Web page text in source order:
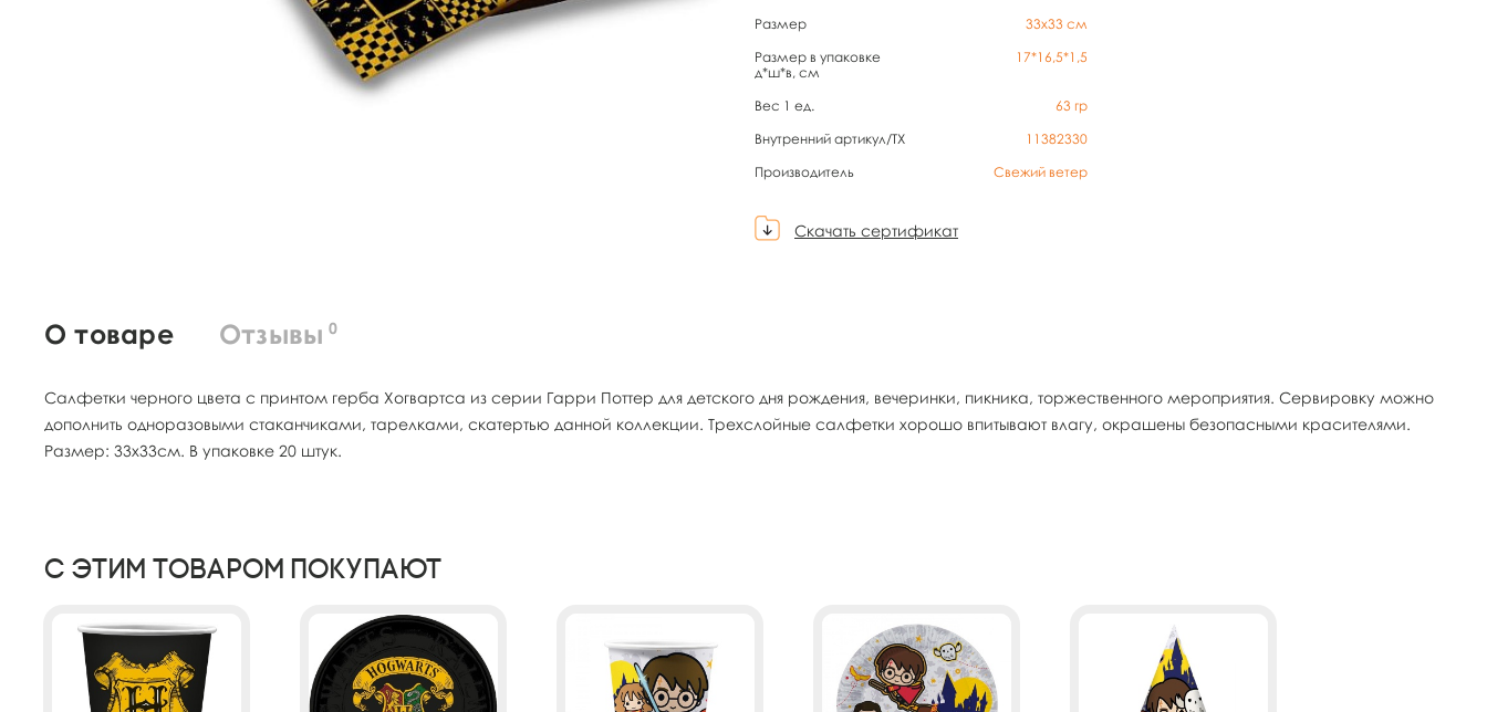
Размер
33х33 см
Размер в упаковке
д*ш*в, см
17*16,5*1,5
Вес 1 ед. 63 гр
Внутренний артикул/TX
11382330
Производитель
Свежий ветер
Скачать сертификат
О товаре Отзывы 0
Салфетки черного цвета с принтом герба Хогвартса из серии Гарри Поттер для детского дня рождения, вечеринки, пикника, торжественного мероприятия. Сервировку можно
дополнить одноразовыми стаканчиками, тарелками, скатертью данной коллекции. Трехслойные салфетки хорошо впитывают влагу, окрашены безопасными красителями.
Размер: 33х33см. В упаковке 20 штук.
С этим товаром покупают